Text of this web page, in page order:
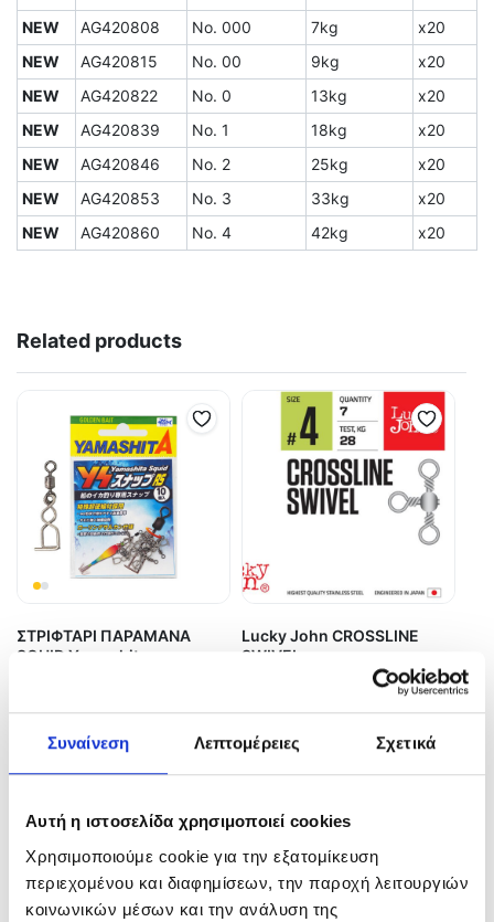
Συναίνεση Λεπτομέρειες Σχετικά
Αυτή η ιστοσελίδα χρησιμοποιεί cookies
Χρησιμοποιούμε cookie για την εξατομίκευση
περιεχομένου και διαφημίσεων, την παροχή λειτουργιών
κοινωνικών μέσων και την ανάλυση της
NEW AG420808 No. 000 7kg
x20
NEW
AG420815 No. 00 9kg
x20
NEW
AG420822 No. 0 13kg
x20
NEW
AG420839 No. 1 18kg
x20
NEW
AG420846 No. 2 25kg
x20
NEW
AG420853 No. 3 33kg
x20
NEW
AG420860 No. 4 42kg x20
Related products
ΣΤΡΙΦΤΑΡΙ ΠΑΡΑΜΑΝΑ
SQUID Yamashita
Προσθήκη στο καλάθι
Lucky John CROSSLINE
SWIVEL
Επιλογή